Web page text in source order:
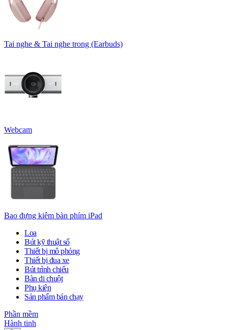
Tai nghe & Tai nghe trong (Earbuds)
Webcam
Bao đựng kiêm bàn phím iPad
Loa
Bút kỹ thuật số
Thiết bị mô phỏng
Thiết bị đua xe
Bút trình chiếu
Bàn di chuột
Phụ kiện
Sản phẩm bán chạy
Phần mềm
Hành tinh